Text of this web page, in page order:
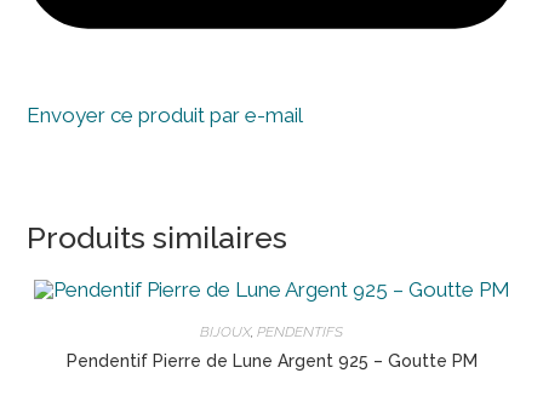
Envoyer ce produit par e-mail
Produits similaires
BIJOUX, PENDENTIFS
Pendentif Pierre de Lune Argent 925 – Goutte PM